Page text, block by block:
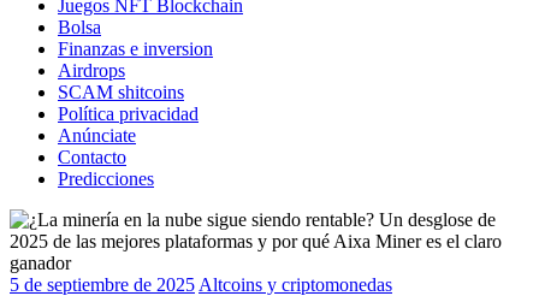
Juegos NFT Blockchain
Bolsa
Finanzas e inversion
Airdrops
SCAM shitcoins
Política privacidad
Anúnciate
Contacto
Predicciones
5 de septiembre de 2025 Altcoins y criptomonedas